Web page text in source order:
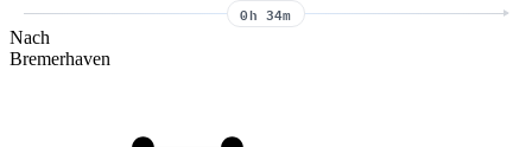
0h 34m
Nach
Bremerhaven